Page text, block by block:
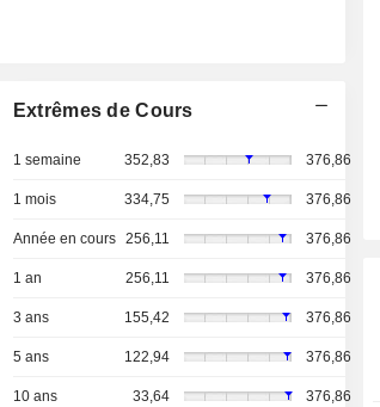
Extrêmes de Cours
1 semaine 352,83 376,86
1 mois 334,75 376,86
Année en cours 256,11 376,86
1 an 256,11 376,86
3 ans 155,42 376,86
5 ans 122,94 376,86
10 ans 33,64 376,86